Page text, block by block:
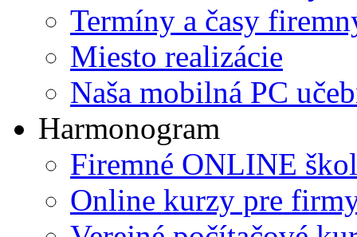
Termíny a časy
Miesto realizácie
Naša mobilná PC
Harmonogram
Firemné ONLINE
Online kurzy pre